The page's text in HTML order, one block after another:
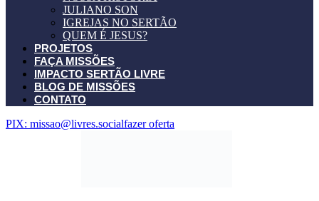
JULIANO SON
IGREJAS NO SERTÃO
QUEM É JESUS?
PROJETOS
FAÇA MISSÕES
IMPACTO SERTÃO LIVRE
BLOG DE MISSÕES
CONTATO
PIX: missao@livres.socialfazer oferta